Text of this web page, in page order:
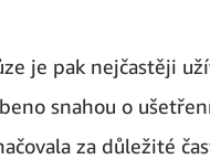
je pak nejčastěji
snahou o
za důležité